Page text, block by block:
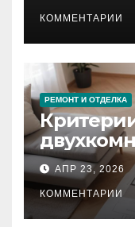
КОММЕНТАРИИ
РЕМОНТ И ОТДЕЛКА
АПР 23, 2026
КОММЕНТАРИИ